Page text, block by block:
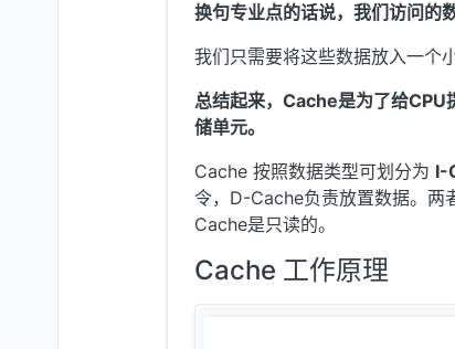
换句专业点的话说，我们访问的
我们只需要将这些数据放入一个
总结起来，Cache是为了给CPU
储单元。
Cache 按照数据类型可划分为 I-
令，D-Cache负责放置数据。两
Cache是只读的。
Cache 工作原理